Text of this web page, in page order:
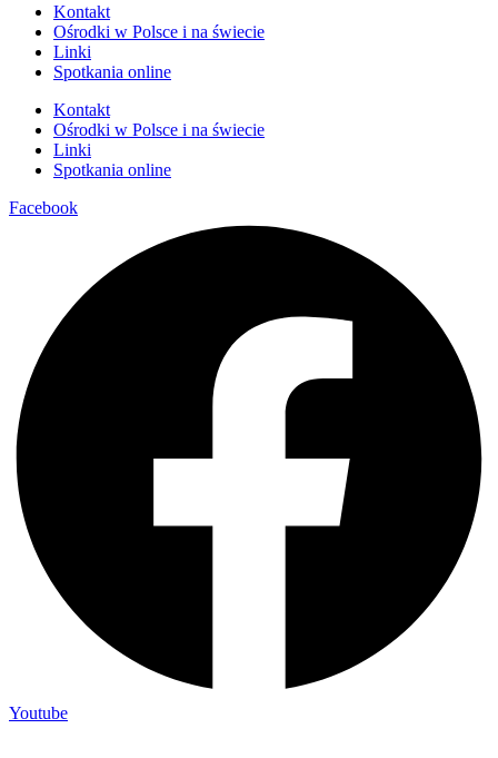
Kontakt
Ośrodki w Polsce i na świecie
Linki
Spotkania online
Kontakt
Ośrodki w Polsce i na świecie
Linki
Spotkania online
Facebook
Youtube